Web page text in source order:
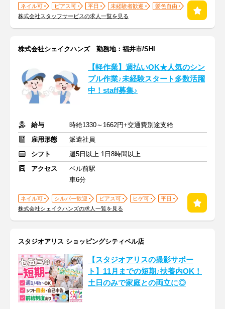
ネイル可 ピアス可 平日 未経験者歓迎
髪色自由
株式会社スタッフサービスの求人一覧を見る
株式会社シェイクハンズ 勤務地：福井市/SHI
【軽作業】週払いOK★人気のシン
プル作業♪未経験スタート多数活躍
中！staff募集♪
給与
時給1330～1662円+交通費別途支給
雇用形態
派遣社員
シフト
週5日以上 1日8時間以上
アクセス
ベル前駅
車6分
ネイル可 シルバー歓迎 ピアス可 ヒゲ可
平日
株式会社シェイクハンズの求人一覧を見る
スタジオアリス ショッピングシティベル店
【スタジオアリスの撮影サポー
ト】11月までの短期♪扶養内OK！
土日のみで家庭との両立に◎